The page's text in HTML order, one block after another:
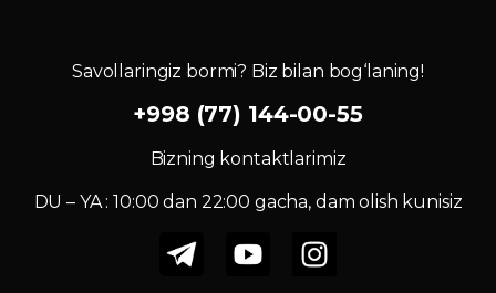
Savollaringiz bormi? Biz bilan bog‘laning!
+998 (77) 144-00-55
Bizning kontaktlarimiz
DU – YA : 10:00 dan 22:00 gacha, dam olish kunisiz